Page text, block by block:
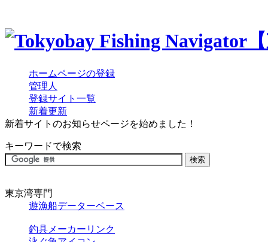
ホームページの登録
管理人
登録サイト一覧
新着更新
新着サイトのお知らせページを始めました！
キーワードで検索
東京湾専門
遊漁船データーベース
釣具メーカーリンク